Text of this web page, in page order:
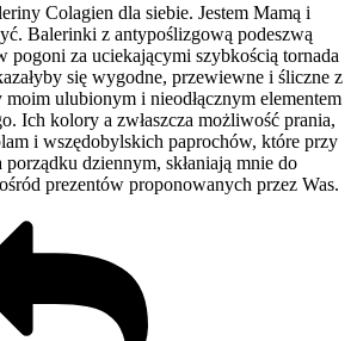
Colagien dla siebie. Jestem Mamą i
Balerinki z antypoślizgową podeszwą
pogoni za uciekającymi szybkością tornada
się wygodne, przewiewne i śliczne z
ulubionym i nieodłącznym elementem
Ich kolory a zwłaszcza możliwość prania,
i wszędobylskich paprochów, które przy
porządku dziennym, skłaniają mnie do
prezentów proponowanych przez Was.